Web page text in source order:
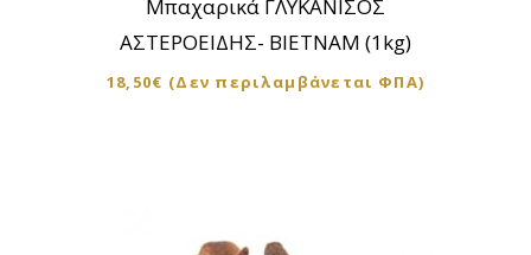
Μπαχαρικά ΓΛΥΚΑΝΙΣΟΣ
ΑΣΤΕΡΟΕΙΔΗΣ- ΒΙΕΤΝΑΜ (1kg)
18,50€ (Δεν περιλαμβάνεται ΦΠΑ)